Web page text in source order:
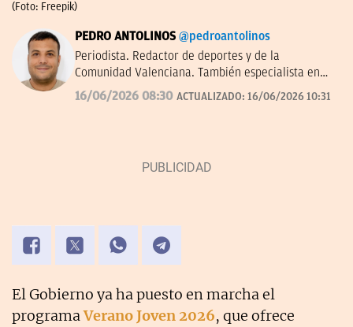
(Foto: Freepik)
PEDRO ANTOLINOS @pedroantolinos
Periodista. Redactor de deportes y de la
Comunidad Valenciana. También especialista en
SEO. En OKDIARIO desde 2017.
16/06/2026 08:30 ACTUALIZADO: 16/06/2026 10:31
El Gobierno ya ha puesto en marcha el
programaVerano Joven 2026, que ofrece